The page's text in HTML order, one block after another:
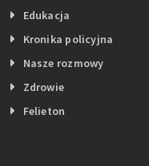
Edukacja
Kronika policyjna
Nasze rozmowy
Zdrowie
Felieton